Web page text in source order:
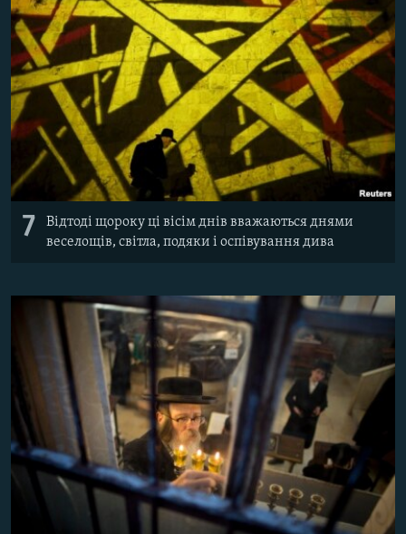
7
Відтоді щороку ці вісім днів вважаються днями
веселощів, світла, подяки і оспівування дива